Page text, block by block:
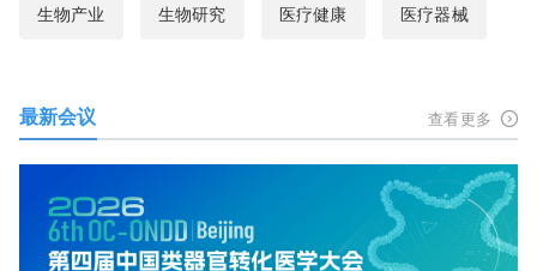
生物产业 生物研究 医疗健康 医疗器械
最新会议 查看更多